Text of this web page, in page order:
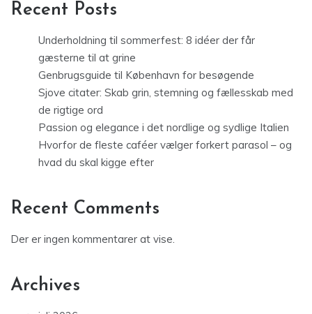
Recent Posts
Underholdning til sommerfest: 8 idéer der får
gæsterne til at grine
Genbrugsguide til København for besøgende
Sjove citater: Skab grin, stemning og fællesskab med
de rigtige ord
Passion og elegance i det nordlige og sydlige Italien
Hvorfor de fleste caféer vælger forkert parasol – og
hvad du skal kigge efter
Recent Comments
Der er ingen kommentarer at vise.
Archives